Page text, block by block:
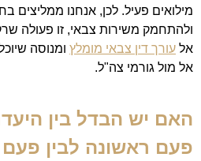
מילואים פעיל. לכן, אנחנו ממליצים
ולהתחמק משירות צבאי, זו פעולה
אל עורך דין צבאי מומלץ ומנוסה
אל מול גורמי צה"ל.
האם יש הבדל בין
פעם ראשונה לבין פעם